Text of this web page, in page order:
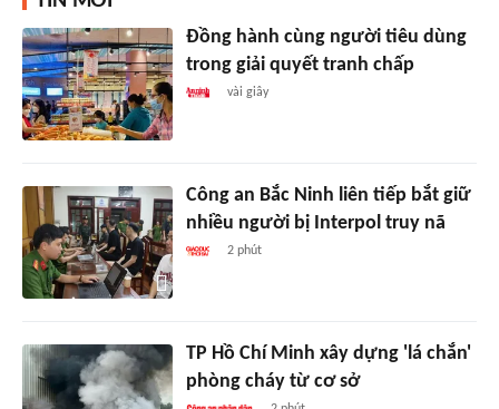
Đồng hành cùng người tiêu dùng
trong giải quyết tranh chấp
vài giây
Công an Bắc Ninh liên tiếp bắt giữ
nhiều người bị Interpol truy nã
2 phút
TP Hồ Chí Minh xây dựng 'lá chắn'
phòng cháy từ cơ sở